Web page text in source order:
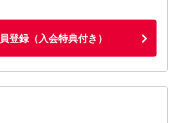
登録（入会特典付き）